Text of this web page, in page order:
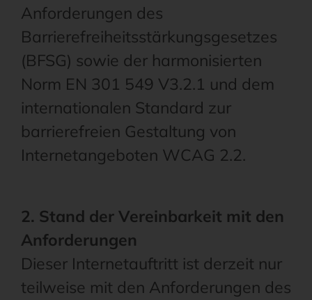
Anforderungen des
Barrierefreiheitsstärkungsgesetzes
(BFSG) sowie der harmonisierten
Norm EN 301 549 V3.2.1 und dem
internationalen Standard zur
barrierefreien Gestaltung von
Internetangeboten WCAG 2.2.
2. Stand der Vereinbarkeit mit den
Anforderungen
Dieser Internetauftritt ist derzeit nur
teilweise mit den Anforderungen des